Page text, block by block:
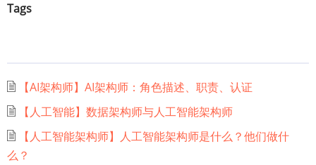
Tags
【AI架构师】AI架构师：角色描述、职责、认证
【人工智能】数据架构师与人工智能架构师
【人工智能架构师】人工智能架构师是什么？他们做什
么？